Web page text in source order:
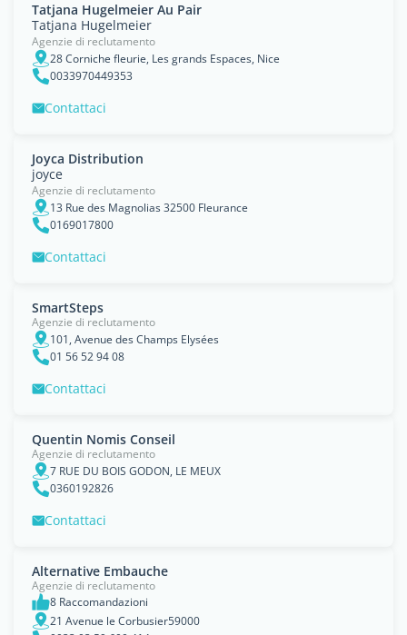
Tatjana Hugelmeier Au Pair
Tatjana Hugelmeier
Agenzie di reclutamento
28 Corniche fleurie, Les grands Espaces, Nice
0033970449353
Contattaci
Joyca Distribution
joyce
Agenzie di reclutamento
13 Rue des Magnolias 32500 Fleurance
0169017800
Contattaci
SmartSteps
Agenzie di reclutamento
101, Avenue des Champs Elysées
01 56 52 94 08
Contattaci
Quentin Nomis Conseil
Agenzie di reclutamento
7 RUE DU BOIS GODON, LE MEUX
0360192826
Contattaci
Alternative Embauche
Agenzie di reclutamento
8 Raccomandazioni
21 Avenue le Corbusier59000